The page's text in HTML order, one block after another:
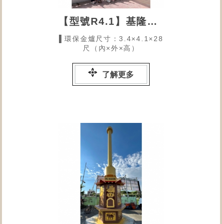
【型號R4.1】基隆北聖宮
▌環保金爐尺寸：3.4×4.1×28
尺（內×外×高）
了解更多